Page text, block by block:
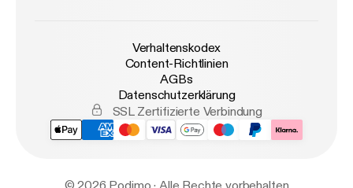
Verhaltenskodex
Content-Richtlinien
AGBs
Datenschutzerklärung
SSL Zertifizierte Verbindung